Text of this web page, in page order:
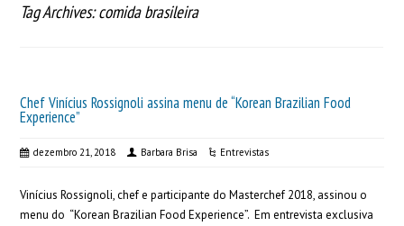
Tag Archives: comida brasileira
Chef Vinícius Rossignoli assina menu de “Korean Brazilian Food
Experience”
dezembro 21, 2018 Barbara Brisa Entrevistas
Vinícius Rossignoli, chef e participante do Masterchef 2018, assinou o
menu do “Korean Brazilian Food Experience”. Em entrevista exclusiva